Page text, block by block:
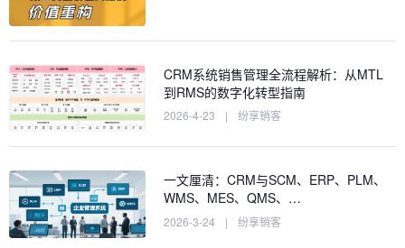
CRM系统销售管理全流程解析：从MTL
到RMS的数字化转型指南
2026-4-23 | 纷享销客
一文厘清：CRM与SCM、ERP、PLM、
WMS、MES、QMS、…
2026-3-24 | 纷享销客